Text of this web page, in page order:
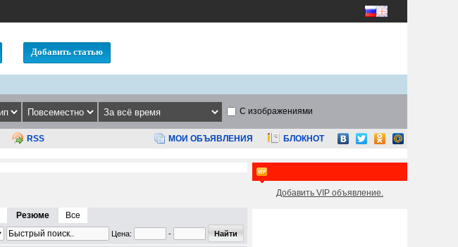
Добавить статью
С изображениями
RSS МОИ ОБЪЯВЛЕНИЯ БЛОКНОТ
Резюме Все
Цена: -
Добавить VIP объявление.